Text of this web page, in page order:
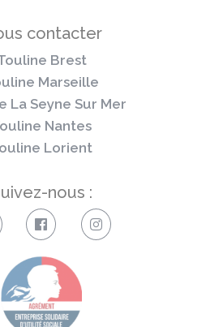
contacter
Brest
Marseille
La Seyne Sur Mer
Nantes
Lorient
nous :